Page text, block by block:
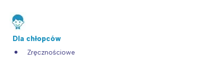
Dla chłopców
Zręcznościowe